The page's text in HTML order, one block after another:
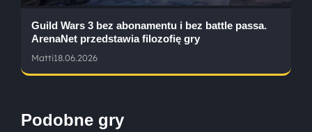
Guild Wars 3 bez abonamentu i bez battle passa.
ArenaNet przedstawia filozofię gry
Matti18.06.2026
Podobne gry